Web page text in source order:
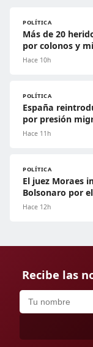
POLÍTICA
Más de 20
por colonos y
Hace 10h
POLÍTICA
España
por presión
Hace 11h
POLÍTICA
El juez Moraes
Bolsonaro por
Hace 12h
Recibe las